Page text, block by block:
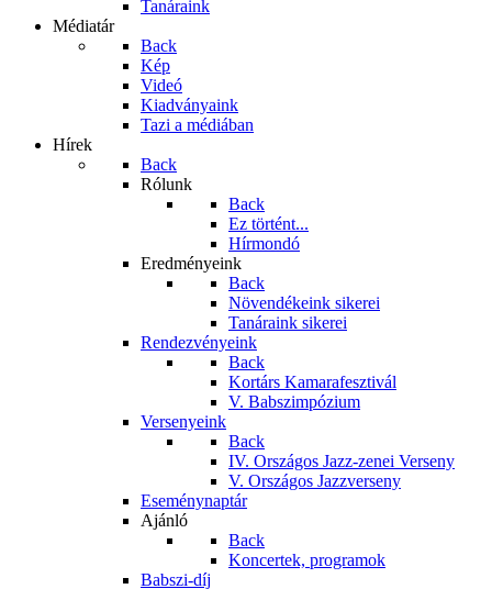
Tanáraink
Médiatár
Back
Kép
Videó
Kiadványaink
Tazi a médiában
Hírek
Back
Rólunk
Back
Ez történt...
Hírmondó
Eredményeink
Back
Növendékeink sikerei
Tanáraink sikerei
Rendezvényeink
Back
Kortárs Kamarafesztivál
V. Babszimpózium
Versenyeink
Back
IV. Országos Jazz-zenei Verseny
V. Országos Jazzverseny
Eseménynaptár
Ajánló
Back
Koncertek, programok
Babszi-díj